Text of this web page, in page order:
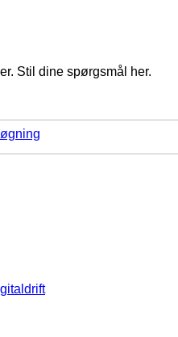
Stil dine spørgsmål her.